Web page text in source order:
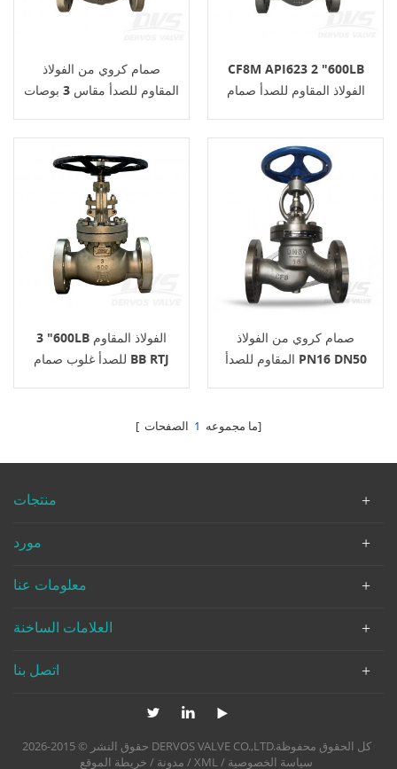
صمام كروي من الفولاذ
المقاوم للصدأ مقاس 3 بوصات
BS1873
CF8M API623 2 "600LB
الفولاذ المقاوم للصدأ صمام
3 "600LB الفولاذ المقاوم
للصدأ غلوب صمام BB RTJ
صمام كروي من الفولاذ
المقاوم للصدأ PN16 DN50
[ ما مجموعه 1 الصفحات]
منتجات
مورد
معلومات عنا
العلامات الساخنة
اتصل بنا
حقوق النشر © 2015-2026 DERVOS VALVE CO.,LTD.كل الحقوق محفوظة
مدونة / خريطة الموقع /XML/ سياسة الخصوصية